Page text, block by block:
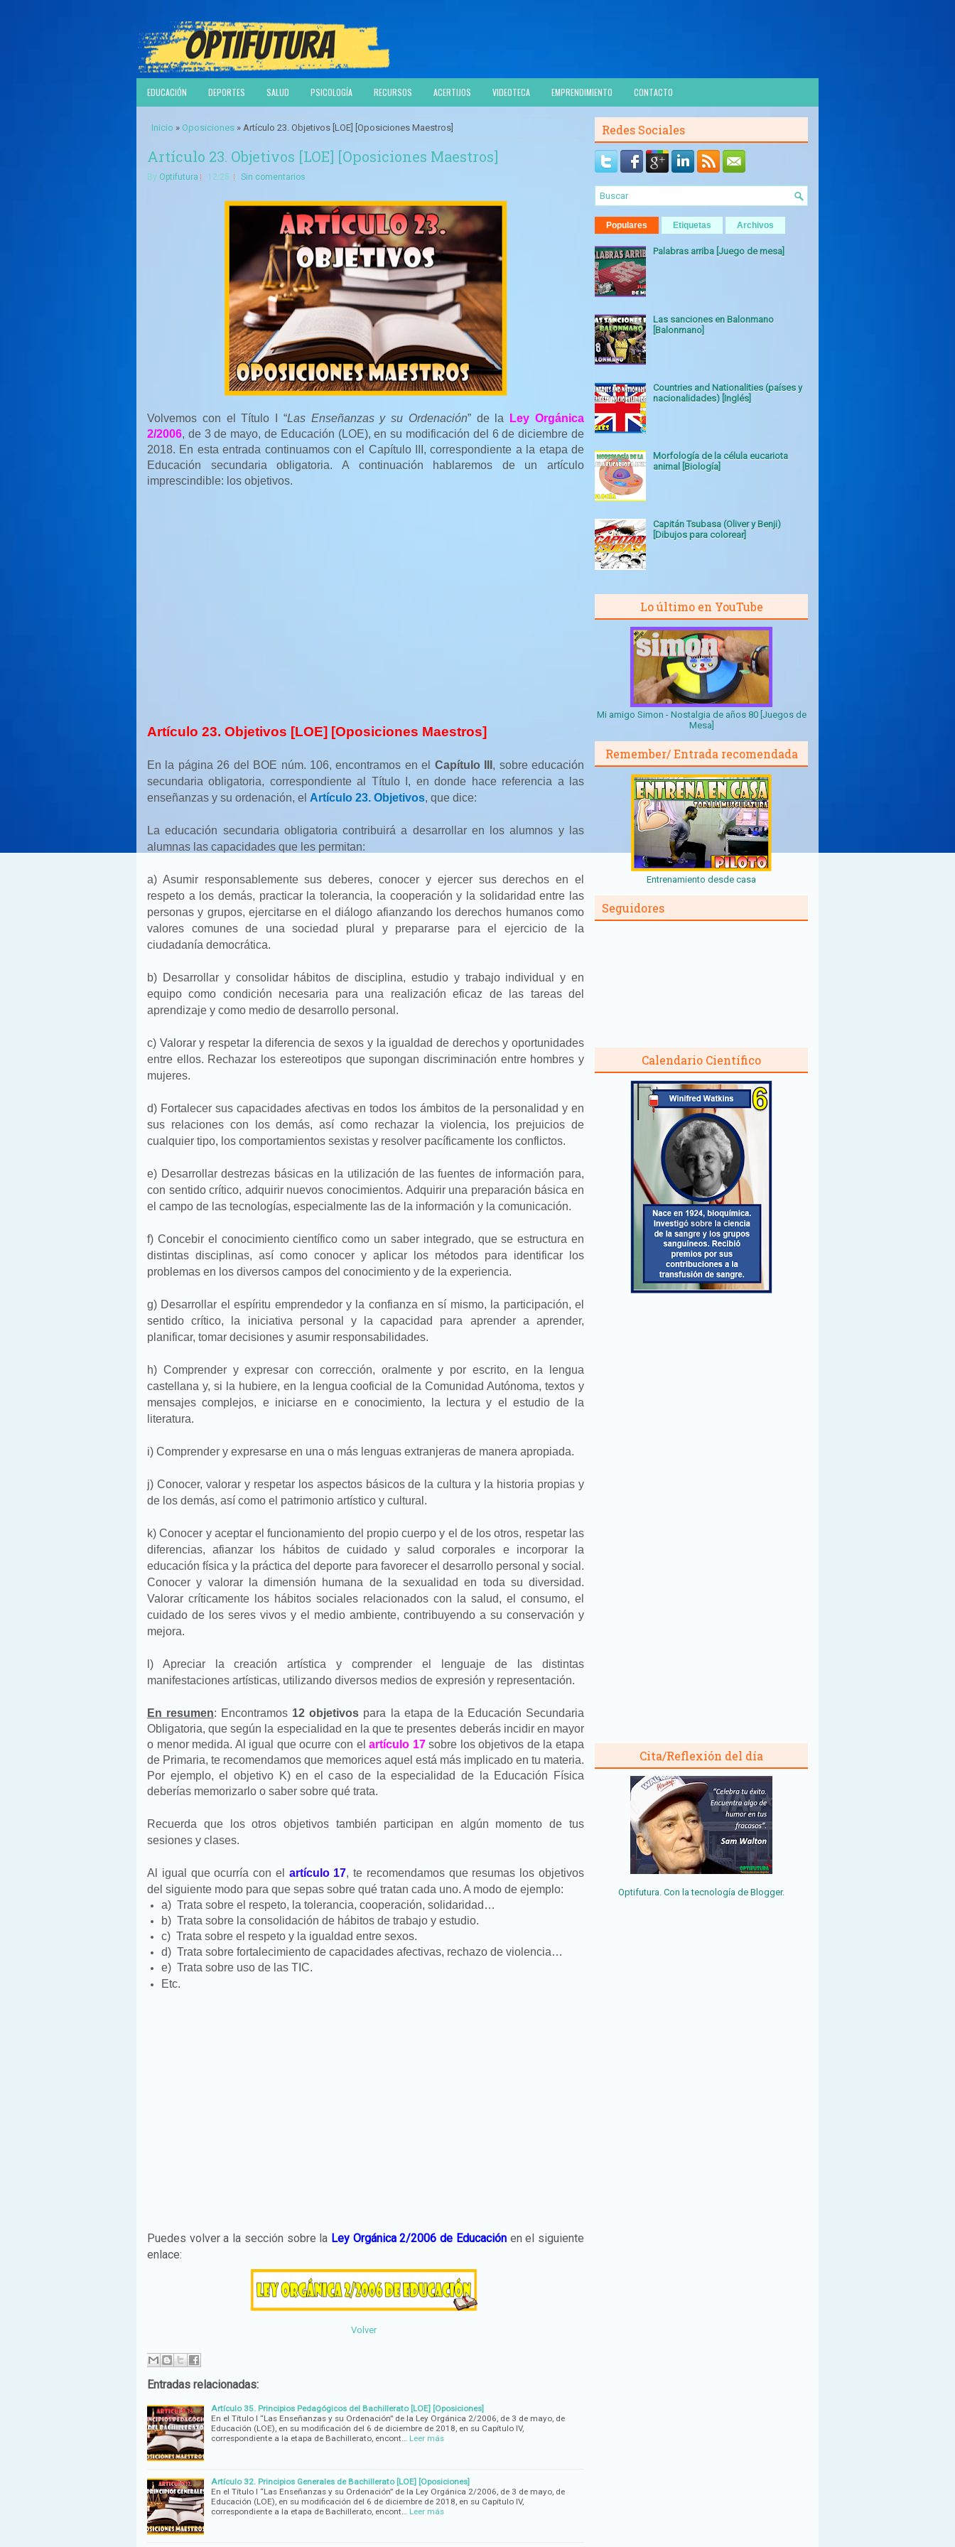
EDUCACIÓN DEPORTES SALUD PSICOLOGÍA RECURSOS ACERTIJOS VIDEOTECA EMPRENDIMIENTO CONTACTO
Inicio » Oposiciones » Artículo 23. Objetivos [LOE] [Oposiciones Maestros]
Artículo 23. Objetivos [LOE] [Oposiciones Maestros]
By Optifutura 12:25 Sin comentarios
Volvemos con el Título I “Las Enseñanzas y su Ordenación” de la
Ley Orgánica
2/2006, de 3 de mayo, de Educación (LOE), en su modificación del 6 de diciembre de
2018. En esta entrada continuamos con el Capítulo III, correspondiente a la etapa de
Educación secundaria obligatoria. A continuación hablaremos de un artículo
imprescindible: los objetivos.
Artículo 23. Objetivos [LOE] [Oposiciones Maestros]
En la página 26 del BOE núm. 106, encontramos en el Capítulo III , sobre educación
secundaria obligatoria, correspondiente al Título I, en donde hace referencia a las
enseñanzas y su ordenación, el Artículo 23. Objetivos, que dice:
La educación secundaria obligatoria contribuirá a desarrollar en los alumnos y las
alumnas las capacidades que les permitan:
a) Asumir responsablemente sus deberes, conocer y ejercer sus derechos en el
respeto a los demás, practicar la tolerancia, la cooperación y la solidaridad entre las
personas y grupos, ejercitarse en el diálogo afianzando los derechos humanos como
valores comunes de una sociedad plural y prepararse para el ejercicio de la
ciudadanía democrática.
b) Desarrollar y consolidar hábitos de disciplina, estudio y trabajo individual y en
equipo como condición necesaria para una realización eficaz de las tareas del
aprendizaje y como medio de desarrollo personal.
c) Valorar y respetar la diferencia de sexos y la igualdad de derechos y oportunidades
entre ellos. Rechazar los estereotipos que supongan discriminación entre hombres y
mujeres.
d) Fortalecer sus capacidades afectivas en todos los ámbitos de la personalidad y en
sus relaciones con los demás, así como rechazar la violencia, los prejuicios de
cualquier tipo, los comportamientos sexistas y resolver pacíficamente los conflictos.
e) Desarrollar destrezas básicas en la utilización de las fuentes de información para,
con sentido crítico, adquirir nuevos conocimientos. Adquirir una preparación básica en
el campo de las tecnologías, especialmente las de la información y la comunicación.
f) Concebir el conocimiento científico como un saber integrado, que se estructura en
distintas disciplinas, así como conocer y aplicar los métodos para identificar los
problemas en los diversos campos del conocimiento y de la experiencia.
g) Desarrollar el espíritu emprendedor y la confianza en sí mismo, la participación, el
sentido crítico, la iniciativa personal y la capacidad para aprender a aprender,
planificar, tomar decisiones y asumir responsabilidades.
h) Comprender y expresar con corrección, oralmente y por escrito, en la lengua
castellana y, si la hubiere, en la lengua cooficial de la Comunidad Autónoma, textos y
mensajes complejos, e iniciarse en e conocimiento, la lectura y el estudio de la
literatura.
i) Comprender y expresarse en una o más lenguas extranjeras de manera apropiada.
j) Conocer, valorar y respetar los aspectos básicos de la cultura y la historia propias y
de los demás, así como el patrimonio artístico y cultural.
k) Conocer y aceptar el funcionamiento del propio cuerpo y el de los otros, respetar las
diferencias, afianzar los hábitos de cuidado y salud corporales e incorporar la
educación física y la práctica del deporte para favorecer el desarrollo personal y social.
Conocer y valorar la dimensión humana de la sexualidad en toda su diversidad.
Valorar críticamente los hábitos sociales relacionados con la salud, el consumo, el
cuidado de los seres vivos y el medio ambiente, contribuyendo a su conservación y
mejora.
l) Apreciar la creación artística y comprender el lenguaje de las distintas
manifestaciones artísticas, utilizando diversos medios de expresión y representación.
En resumen: Encontramos 12 objetivos para la etapa de la Educación Secundaria
Obligatoria, que según la especialidad en la que te presentes deberás incidir en mayor
o menor medida. Al igual que ocurre con elartículo 17sobre los objetivos de la etapa
de Primaria, te recomendamos que memorices aquel está más implicado en tu materia.
Por ejemplo, el objetivo K) en el caso de la especialidad de la Educación Física
deberías memorizarlo o saber sobre qué trata.
Recuerda que los otros objetivos también participan en algún momento de tus
sesiones y clases.
Al igual que ocurría con el artículo 17, te recomendamos que resumas los objetivos
del siguiente modo para que sepas sobre qué tratan cada uno. A modo de ejemplo:
a) Trata sobre el respeto, la tolerancia, cooperación, solidaridad…
b) Trata sobre la consolidación de hábitos de trabajo y estudio.
c) Trata sobre el respeto y la igualdad entre sexos.
d) Trata sobre fortalecimiento de capacidades afectivas, rechazo de violencia…
e) Trata sobre uso de las TIC.
Etc.
Puedes volver a la sección sobre la Ley Orgánica 2/2006 de Educación en el siguiente
enlace:
Volver
Entradas relacionadas:
Artículo 35. Principios Pedagógicos del Bachillerato [LOE] [Oposiciones]
En el Título I “Las Enseñanzas y su Ordenación” de la Ley Orgánica 2/2006, de 3 de mayo, de
Educación (LOE), en su modificación del 6 de diciembre de 2018, en su Capítulo IV,
correspondiente a la etapa de Bachillerato, encont… Leer más
Artículo 32. Principios Generales de Bachillerato [LOE] [Oposiciones]
En el Título I “Las Enseñanzas y su Ordenación” de la Ley Orgánica 2/2006, de 3 de mayo, de
Educación (LOE), en su modificación del 6 de diciembre de 2018, en su Capítulo IV,
correspondiente a la etapa de Bachillerato, encont… Leer más
Redes Sociales
Populares Etiquetas Archivos
Palabras arriba [Juego de mesa]
Las sanciones en Balonmano
[Balonmano]
Countries and Nationalities (países y
nacionalidades) [Inglés]
Morfología de la célula eucariota
animal [Biología]
Capitán Tsubasa (Oliver y Benji)
[Dibujos para colorear]
Lo último en YouTube
Mi amigo Simon - Nostalgia de años 80 [Juegos de
Mesa]
Remember/ Entrada recomendada
Entrenamiento desde casa
Seguidores
Calendario Científico
Cita/Reflexión del día
Optifutura. Con la tecnología de Blogger.